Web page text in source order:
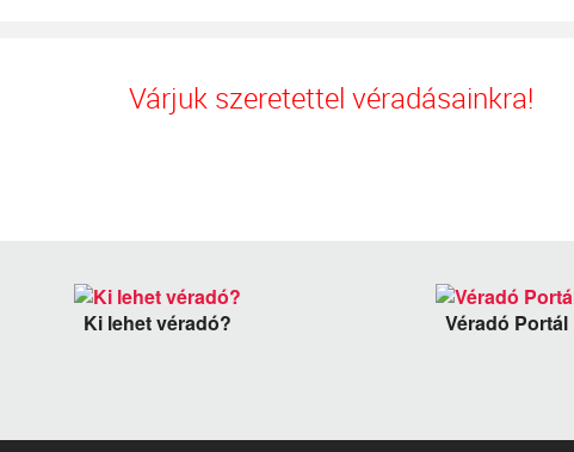
Várjuk szeretettel véradásainkra!
Ki lehet véradó? Véradó Portál